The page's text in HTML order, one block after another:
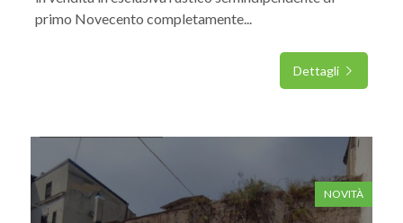
primo Novecento completamente...
Dettagli
NOVITÀ